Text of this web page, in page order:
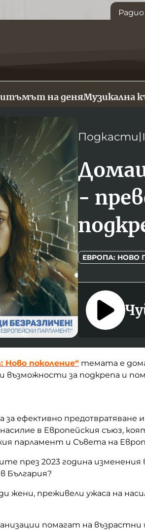
на деняМузикална
Подкасти〣
-
ЕВРОПА: НОВО
Ново поколение“ темата е
възможности за подкрепа и
за ефективно предотвратяване
в Европейския съюз,
парламент и Съвета на
през 2023 година изменения
България?
жени, преживели ужаса на
помагат на възрастни